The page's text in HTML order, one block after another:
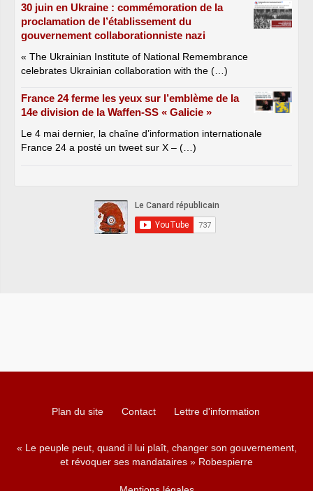
30 juin en Ukraine : commémoration de la
proclamation de l’établissement du
gouvernement collaborationniste nazi
« The Ukrainian Institute of National Remembrance
celebrates Ukrainian collaboration with the (…)
France 24 ferme les yeux sur l’emblème de la
14e division de la Waffen-SS « Galicie »
Le 4 mai dernier, la chaîne d’information internationale
France 24 a posté un tweet sur X – (…)
Plan du site Contact Lettre d'information
« Le peuple peut, quand il lui plaît, changer son gouvernement,
et révoquer ses mandataires » Robespierre